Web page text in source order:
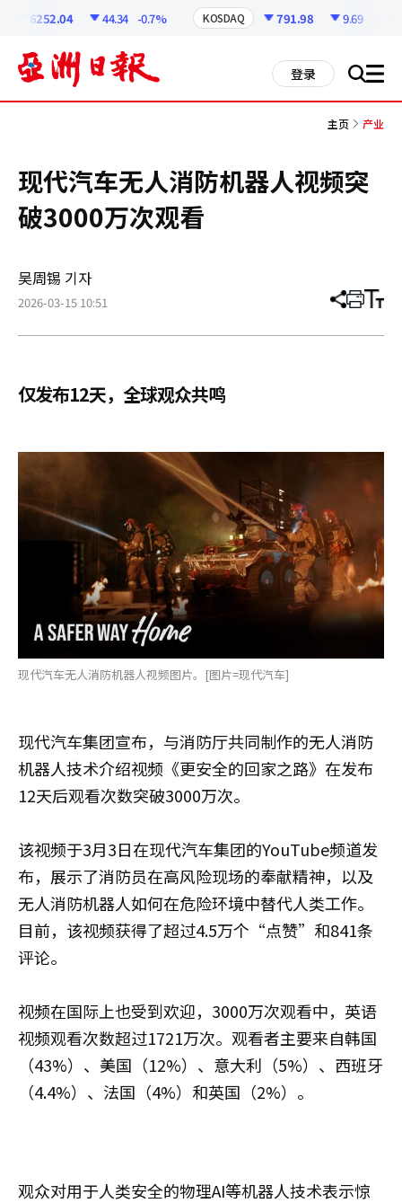
6252.04 44.34 -0.7% KOSDAQ 791.98 9.69
登录 搜 all
主页 产业
现代汽车无人消防机器人视频突
破3000万次观看
吴周锡 기자
2026-03-15 10:51 分
章
打 调
小
仅发布12天，全球观众共鸣
现代汽车无人消防机器人视频图片。[图片=现代汽车]
现代汽车集团宣布，与消防厅共同制作的无人消防
机器人技术介绍视频《更安全的回家之路》在发布
12天后观看次数突破3000万次。
该视频于3月3日在现代汽车集团的YouTube频道发
布，展示了消防员在高风险现场的奉献精神，以及
无人消防机器人如何在危险环境中替代人类工作。
目前，该视频获得了超过4.5万个“点赞”和841条
评论。
视频在国际上也受到欢迎，3000万次观看中，英语
视频观看次数超过1721万次。观看者主要来自韩国
（43%）、美国（12%）、意大利（5%）、西班牙
（4.4%）、法国（4%）和英国（2%）。
观众对用于人类安全的物理AI等机器人技术表示惊